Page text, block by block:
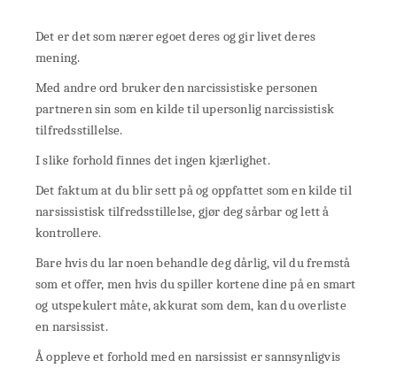
Det er det som nærer egoet deres og gir livet deres
mening.
Med andre ord bruker den narcissistiske personen
partneren sin som en kilde til upersonlig narcissistisk
tilfredsstillelse.
I slike forhold finnes det ingen kjærlighet.
Det faktum at du blir sett på og oppfattet som en kilde til
narsissistisk tilfredsstillelse, gjør deg sårbar og lett å
kontrollere.
Bare hvis du lar noen behandle deg dårlig, vil du fremstå
som et offer, men hvis du spiller kortene dine på en smart
og utspekulert måte, akkurat som dem, kan du overliste
en narsissist.
Å oppleve et forhold med en narsissist er sannsynligvis